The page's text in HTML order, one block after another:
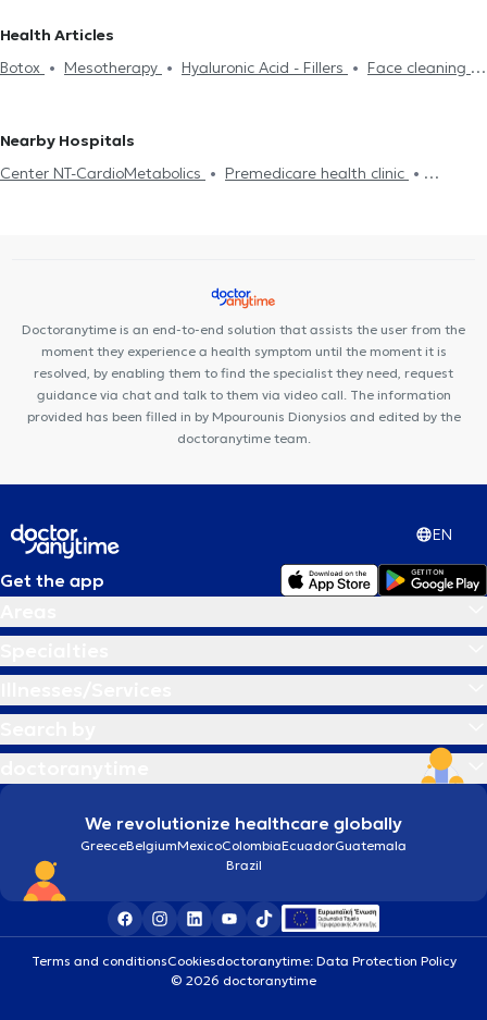
Plastic surgeons in VRILISSIA
Plastic surgeons in GLYFADA
Fillers
Liposuction
Lifting
Mesotherapy Nevi (moles) Cryolipolysis
Cellulite
Health Articles
Botox
Mesotherapy Hyaluronic Acid - Fillers
Face cleaning
Nearby Hospitals
Center NT-CardioMetabolics
Premedicare health clinic
Doctoranytime is an end-to-end solution that assists the user from the
moment they experience a health symptom until the moment it is
resolved, by enabling them to find the specialist they need, request
guidance via chat and talk to them via video call. The information
provided has been filled in by Mpourounis Dionysios and edited by the
doctoranytime team.
EN
Get the app
We revolutionize healthcare globally
GreeceBelgiumMexicoColombiaEcuadorGuatemala
Brazil
Terms and conditionsCookiesdoctoranytime: Data Protection Policy
© 2026 doctoranytime